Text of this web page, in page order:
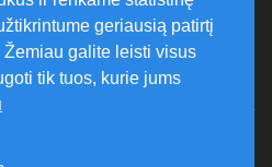
geriausią patirtį
Žemiau galite leisti visus
tik tuos, kurie jums